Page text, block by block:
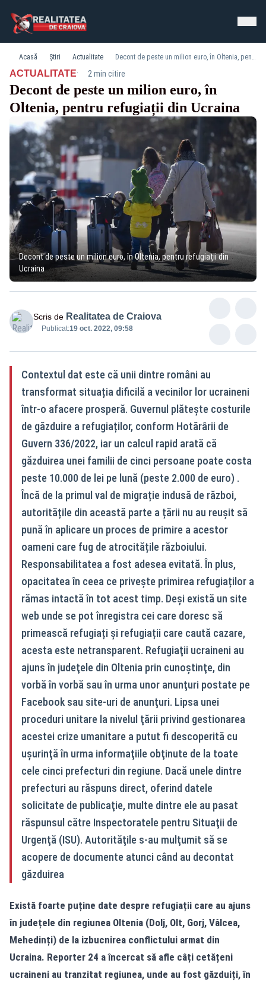
Acasă Știri Actualitate Decont de peste un milion euro, în Oltenia, pentru refugiații din Ucraina
ACTUALITATE· 2 min citire
Decont de peste un milion euro, în
Oltenia, pentru refugiații din Ucraina
Decont de peste un milion euro, în Oltenia, pentru refugiații din
Ucraina
Scris de Realitatea de Craiova
Publicat:19 oct. 2022, 09:58
Contextul dat este că unii dintre români au
transformat situația dificilă a vecinilor lor ucraineni
într-o afacere prosperă. Guvernul plătește costurile
de găzduire a refugiaților, conform Hotărârii de
Guvern 336/2022, iar un calcul rapid arată că
găzduirea unei familii de cinci persoane poate costa
peste 10.000 de lei pe lună (peste 2.000 de euro) .
Încă de la primul val de migrație indusă de război,
autoritățile din această parte a țării nu au reușit să
pună în aplicare un proces de primire a acestor
oameni care fug de atrocitățile războiului.
Responsabilitatea a fost adesea evitată. În plus,
opacitatea în ceea ce privește primirea refugiaților a
rămas intactă în tot acest timp. Deși există un site
web unde se pot înregistra cei care doresc să
primească refugiați și refugiații care caută cazare,
acesta este netransparent. Refugiaţii ucraineni au
ajuns în judeţele din Oltenia prin cunoştinţe, din
vorbă în vorbă sau în urma unor anunţuri postate pe
Facebook sau site-uri de anunţuri. Lipsa unei
proceduri unitare la nivelul ţării privind gestionarea
acestei crize umanitare a putut fi descoperită cu
uşurinţă în urma informaţiile obţinute de la toate
cele cinci prefecturi din regiune. Dacă unele dintre
prefecturi au răspuns direct, oferind datele
solicitate de publicaţie, multe dintre ele au pasat
răspunsul către Inspectoratele pentru Situaţii de
Urgenţă (ISU). Autorităţile s-au mulţumit să se
acopere de documente atunci când au decontat
găzduirea
Există foarte puține date despre refugiații care au ajuns
în județele din regiunea Oltenia (Dolj, Olt, Gorj, Vâlcea,
Mehedinți) de la izbucnirea conflictului armat din
Ucraina. Reporter 24 a încercat să afle câți cetățeni
ucraineni au tranzitat regiunea, unde au fost găzduiți, în